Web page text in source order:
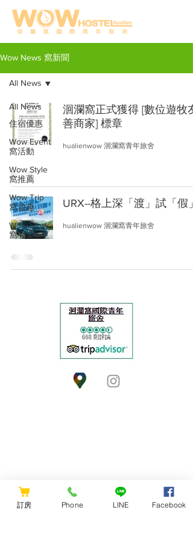
Wow News 窩新聞
All News
住宿優惠
Wow Event
窩活動
Wow Style
窩推薦
Wow Trip
窩遊趣
Wow Story
窩心文
All News
洄瀾窩正式獲得 [數位遊牧友
善商家] 標章
hualienwow 洄瀾窩青年旅舍
URX--格上深「渡」試「假」
hualienwow 洄瀾窩青年旅舍
地址: 花蓮縣花蓮市國聯一路83號
訂房 Phone LINE Facebook